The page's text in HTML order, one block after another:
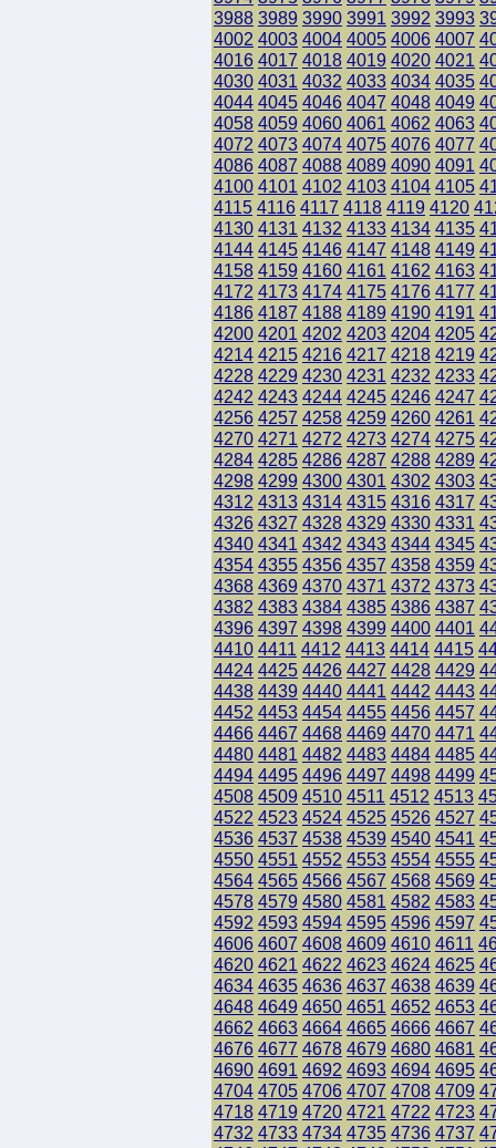
3988 3989 3990 3991 3992 3993
4002 4003 4004 4005 4006 4007
4016 4017 4018 4019 4020 4021
4030 4031 4032 4033 4034 4035
4044 4045 4046 4047 4048 4049
4058 4059 4060 4061 4062 4063
4072 4073 4074 4075 4076 4077
4086 4087 4088 4089 4090 4091
4100 4101 4102 4103 4104 4105
4115 4116 4117 4118 4119 4120
4130 4131 4132 4133 4134 4135
4144 4145 4146 4147 4148 4149
4158 4159 4160 4161 4162 4163
4172 4173 4174 4175 4176 4177
4186 4187 4188 4189 4190 4191
4200 4201 4202 4203 4204 4205
4214 4215 4216 4217 4218 4219
4228 4229 4230 4231 4232 4233
4242 4243 4244 4245 4246 4247
4256 4257 4258 4259 4260 4261
4270 4271 4272 4273 4274 4275
4284 4285 4286 4287 4288 4289
4298 4299 4300 4301 4302 4303
4312 4313 4314 4315 4316 4317
4326 4327 4328 4329 4330 4331
4340 4341 4342 4343 4344 4345
4354 4355 4356 4357 4358 4359
4368 4369 4370 4371 4372 4373
4382 4383 4384 4385 4386 4387
4396 4397 4398 4399 4400 4401
4410 4411 4412 4413 4414 4415
4424 4425 4426 4427 4428 4429
4438 4439 4440 4441 4442 4443
4452 4453 4454 4455 4456 4457
4466 4467 4468 4469 4470 4471
4480 4481 4482 4483 4484 4485
4494 4495 4496 4497 4498 4499
4508 4509 4510 4511 4512 4513
4522 4523 4524 4525 4526 4527
4536 4537 4538 4539 4540 4541
4550 4551 4552 4553 4554 4555
4564 4565 4566 4567 4568 4569
4578 4579 4580 4581 4582 4583
4592 4593 4594 4595 4596 4597
4606 4607 4608 4609 4610 4611
4620 4621 4622 4623 4624 4625
4634 4635 4636 4637 4638 4639
4648 4649 4650 4651 4652 4653
4662 4663 4664 4665 4666 4667
4676 4677 4678 4679 4680 4681
4690 4691 4692 4693 4694 4695
4704 4705 4706 4707 4708 4709
4718 4719 4720 4721 4722 4723
4732 4733 4734 4735 4736 4737